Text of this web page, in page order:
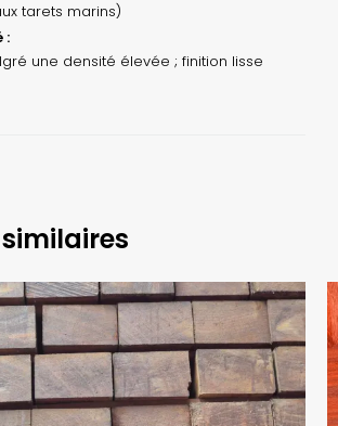
tarets marins)
:
une densité élevée ; finition lisse